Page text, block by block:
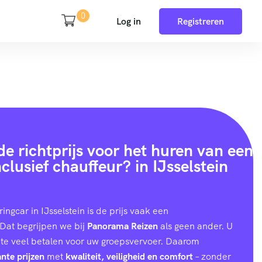
0 Log in Registreren
richtprijs voor het huren van een
chauffeur? in IJsselstein
in IJsselstein is de prijs vaak een
begrijpen we bij Panorama Reizenals geen ander. U
veel betalen voor uw groepsvervoer. Daarom
prijzen met kwaliteit, veiligheid en comfort– zonder